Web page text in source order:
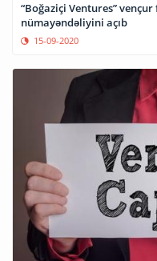
“Boğaziçi Ventures”
nümayəndəliyini açıb
15-09-2020